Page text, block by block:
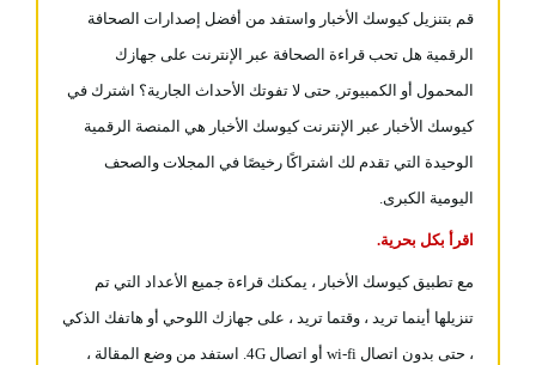
قم بتنزيل كيوسك الأخبار واستفد من أفضل إصدارات الصحافة
الرقمية هل تحب قراءة الصحافة عبر الإنترنت على جهازك
المحمول أو الكمبيوتر, حتى لا تفوتك الأحداث الجارية؟ اشترك في
كيوسك الأخبار عبر الإنترنت كيوسك الأخبار هي المنصة الرقمية
الوحيدة التي تقدم لك اشتراكًا رخيصًا في المجلات والصحف
اليومية الكبرى.
اقرأ بكل بحرية.
مع تطبيق كيوسك الأخبار ، يمكنك قراءة جميع الأعداد التي تم
تنزيلها أينما تريد ، وقتما تريد ، على جهازك اللوحي أو هاتفك الذكي
، حتى بدون اتصال wi-fi أو اتصال 4G. استفد من وضع المقالة ،